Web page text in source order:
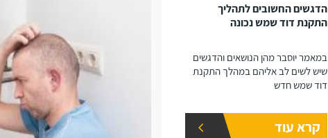
הדגשים החשובים לתהליך
התקנת דוד שמש נכונה
במאמר יוסבר מהן הנושאים והדגשים
שיש לשים לב אליהם במהלך התקנת
דוד שמש חדש
קרא עוד